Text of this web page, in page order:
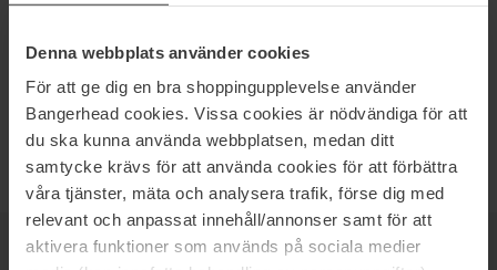
Denna webbplats använder cookies
För att ge dig en bra shoppingupplevelse använder
Bangerhead cookies. Vissa cookies är nödvändiga för att
du ska kunna använda webbplatsen, medan ditt
samtycke krävs för att använda cookies för att förbättra
våra tjänster, mäta och analysera trafik, förse dig med
relevant och anpassat innehåll/annonser samt för att
aktivera funktioner som används på sociala medier
EDUCATED. NIOD søger altid de nyeste innovationer indenfor
hudpleje. Men det er vigtigt at holde øje med udviklingen, for nye
produkter og tilpasninger af ingredienser i eksisterende produkter
NYHEDSBREV